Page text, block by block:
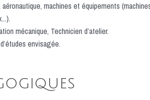
machines et équipements
mécanique, Technicien d’atelier.
envisagée.